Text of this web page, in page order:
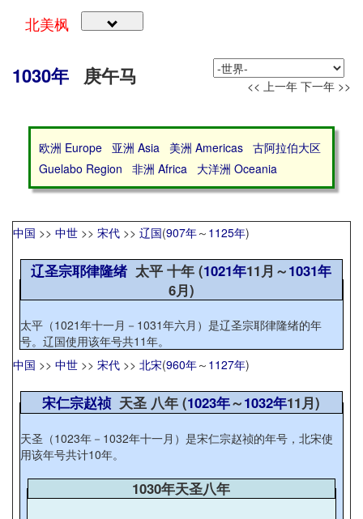
北美枫
1030年 庚午马 << 上一年 下一年 >>
欧洲 Europe 亚洲 Asia 美洲 Americas
古阿拉伯大区
Guelabo Region
非洲 Africa 大洋洲 Oceania
中国 >> 中世 >> 宋代 >> 辽国(907年～ 1125年)
辽圣宗耶律隆绪 太平 十年 (1021年11月～1031年
6月)
太平（1021年十一月－1031年六月）是辽圣宗耶律隆绪的年
号。辽国使用该年号共11年。
中国 >> 中世 >> 宋代 >> 北宋(960年～ 1127年)
宋仁宗赵祯天圣 八年 (1023年～1032年11月)
天圣（1023年－1032年十一月）是宋仁宗赵祯的年号，北宋使
用该年号共计10年。
1030年天圣八年